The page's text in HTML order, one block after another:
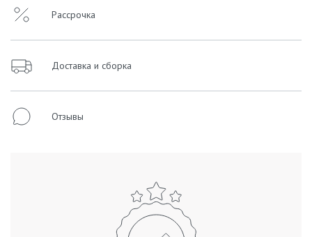
Рассрочка
Доставка и сборка
Отзывы